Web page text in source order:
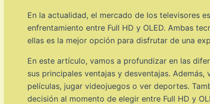
En la actualidad, el mercado de los televisores
enfrentamiento entre Full HD y OLED. Ambas
ellas es la mejor opción para disfrutar de una
En este artículo, vamos a profundizar en las
sus principales ventajas y desventajas.
películas, jugar videojuegos o ver deportes.
decisión al momento de elegir entre Full HD y